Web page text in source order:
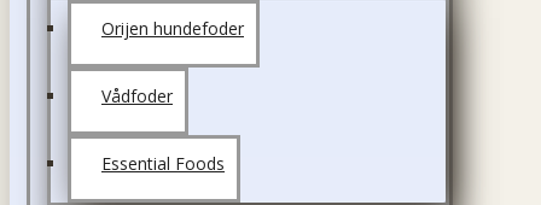
Orijen hundefoder
Vådfoder
Essential Foods